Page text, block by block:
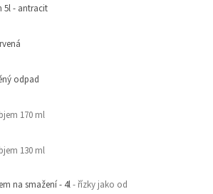
5l - antracit
odpad
170 ml
130 ml
na smažení - 4l- řízky jako od